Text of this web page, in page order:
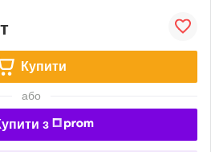
Купити
або
з